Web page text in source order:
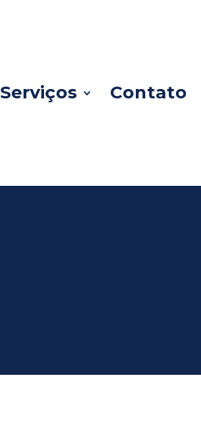
Serviços Contato